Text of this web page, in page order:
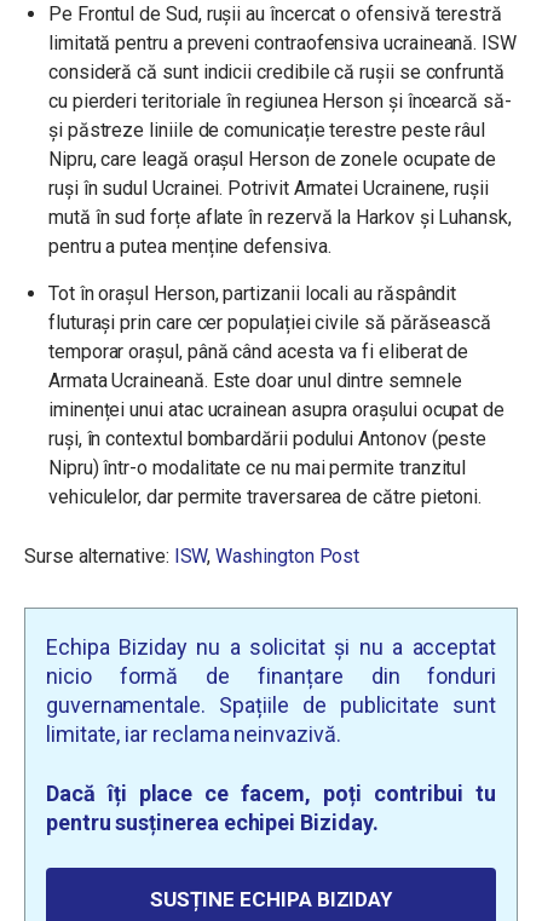
Pe Frontul de Sud, rușii au încercat o ofensivă terestră
limitată pentru a preveni contraofensiva ucraineană. ISW
consideră că sunt indicii credibile că rușii se confruntă
cu pierderi teritoriale în regiunea Herson și încearcă să-
și păstreze liniile de comunicație terestre peste râul
Nipru, care leagă orașul Herson de zonele ocupate de
ruși în sudul Ucrainei. Potrivit Armatei Ucrainene, rușii
mută în sud forțe aflate în rezervă la Harkov și Luhansk,
pentru a putea menține defensiva.
Tot în orașul Herson, partizanii locali au răspândit
fluturași prin care cer populației civile să părăsească
temporar orașul, până când acesta va fi eliberat de
Armata Ucraineană. Este doar unul dintre semnele
iminenței unui atac ucrainean asupra orașului ocupat de
ruși, în contextul bombardării podului Antonov (peste
Nipru) într-o modalitate ce nu mai permite tranzitul
vehiculelor, dar permite traversarea de către pietoni.
Surse alternative: ISW,Washington Post
Echipa Biziday nu a solicitat și nu a acceptat
nicio formă de finanțare din fonduri
guvernamentale. Spațiile de publicitate sunt
limitate, iar reclama neinvazivă.
Dacă îți place ce facem, poți contribui tu
pentru susținerea echipei Biziday.
SUSȚINE ECHIPA BIZIDAY